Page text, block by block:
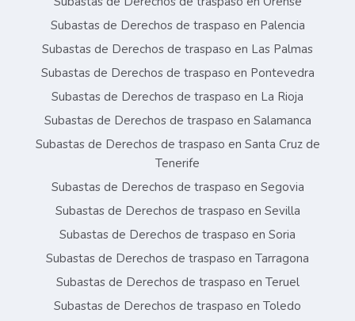
Subastas de Derechos de traspaso en Palencia
Subastas de Derechos de traspaso en Las Palmas
Subastas de Derechos de traspaso en Pontevedra
Subastas de Derechos de traspaso en La Rioja
Subastas de Derechos de traspaso en Salamanca
Subastas de Derechos de traspaso en Santa Cruz de
Tenerife
Subastas de Derechos de traspaso en Segovia
Subastas de Derechos de traspaso en Sevilla
Subastas de Derechos de traspaso en Soria
Subastas de Derechos de traspaso en Tarragona
Subastas de Derechos de traspaso en Teruel
Subastas de Derechos de traspaso en Toledo